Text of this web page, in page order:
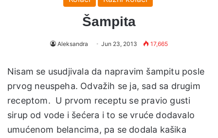
Šampita
Aleksandra Jun 23, 2013 17,665
Nisam se usudjivala da napravim šampitu posle
prvog neuspeha. Odvažih se ja, sad sa drugim
receptom. U prvom receptu se pravio gusti
sirup od vode i šećera i to se vruće dodavalo
umućenom belancima, pa se dodala kašika